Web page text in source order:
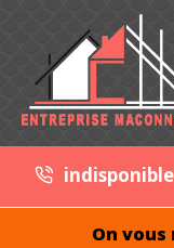
indisponible
On